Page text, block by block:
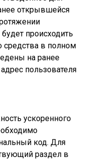
открывшейся
происходить
средства в полном
на ранее
пользователя
ускоренного
код. Для
раздел в